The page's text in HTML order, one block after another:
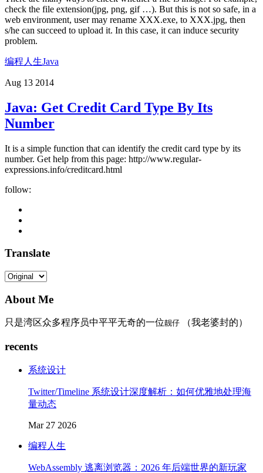
check the file extension(jpg, png, gif …). But this is not so safe, in a
web environment, user may rename XXX.exe, to XXX.jpg, then
s/he can succeed to upload it. In this case, it can induce security
problem.
编程人生Java
Aug 13 2014
Java: Get Credit Card Type By Its
Number
It is a simple function that can identify the credit card type by its
number. Get help from this page: http://www.regular-
expressions.info/creditcard.html
follow:
Translate
About Me
只是湾区众多程序员中平平无奇的一位靓仔 （我老婆封的）
recents
系统设计
Twitter/Timeline 系统设计深度解析：如何优雅地处理海
量动态
Mar 27 2026
编程人生
WebAssembly 逃离浏览器：2026 年后端世界的新玩家